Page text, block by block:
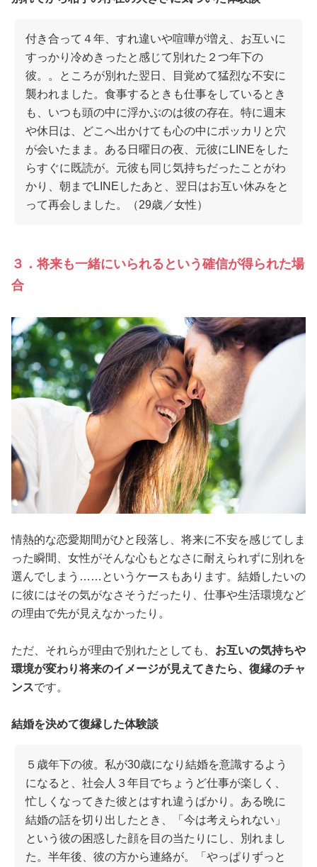
付き合って４年、すれ違いや喧嘩が増え、お互いに
すっかり冷めきったと感じて別れた２つ年下の
彼。。ところが別れた翌日、目覚めて猛烈な不安に
襲われました。食事するときも仕事をしているとき
も、いつも頭の中に浮かぶのは彼の存在。特に週末
や休日は、どこへ出かけても心の中にポッカリと穴
が会いたまま。ある日曜日の夜、元彼にLINEをした
らすぐに既読が。元彼も同じ気持ちだったことがわ
かり、朝までLINEしたあと、翌日はお互い休みをと
って再会しました。（29歳／女性）
３．将来も一緒にいられるという確信が得られた場
合
情熱的な恋愛期間がひと段落し、将来に不安を感じてしま
った瞬間、女性がそんな心もとなさに耐えられずに別れを
選んでしまう……というケースもあります。結婚したいの
に彼にはその気がなさそうだったり、仕事や生活環境など
の理由で先が見えなかったり。
ただ、それらが理由で別れたとしても、 お互いの気持ちや
環境が変わり将来のイメージが見えてきたら、復縁のチャ
ンスです。
結婚を決めて復縁した体験談
５歳年下の彼。私が30歳になり結婚を意識するよう
になると、社会人３年目でちょうど仕事が楽しく、
忙しくなってきた彼とはすれ違うばかり。ある晩に
結婚の話を切り出したとき、「今は考えられない」
という彼の困惑した顔を目の当たりにし、別れまし
た。半年後、彼の方から連絡が。「やっぱりずっと